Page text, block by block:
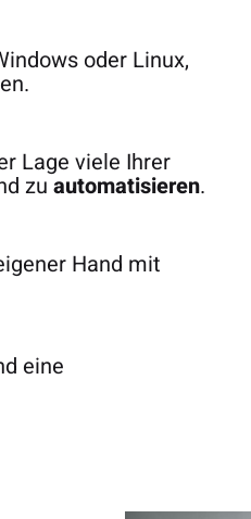
oder Linux,
Lage viele Ihrer
zu automatisieren.
Hand mit
eine